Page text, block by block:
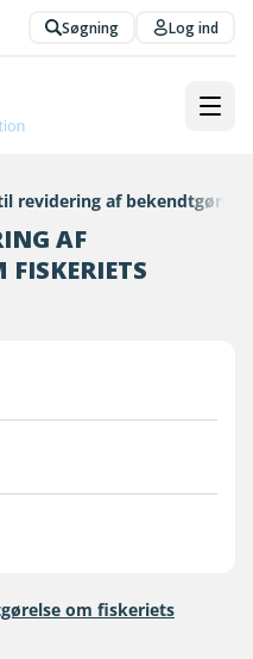
Søgning Log ind
revidering af
AF
FISKERIETS
om fiskeriets